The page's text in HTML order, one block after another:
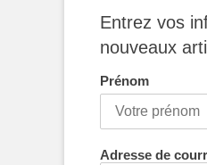
Entrez vos
nouveaux
Prénom
Adresse de